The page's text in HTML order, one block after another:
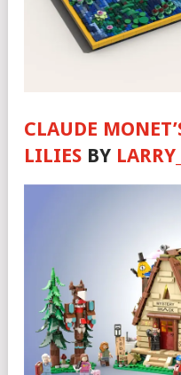
CLAUDE
LILIES BY